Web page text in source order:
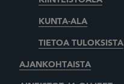
KUNTA-ALA
TIETOA TULOKSISTA
AJANKOHTAISTA